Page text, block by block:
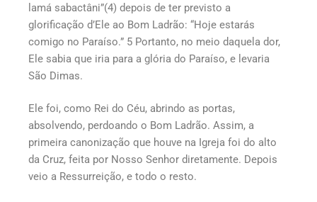
lamá sabactâni”(4) depois de ter previsto a
glorificação d’Ele ao Bom Ladrão: “Hoje estarás
comigo no Paraíso.” 5 Portanto, no meio daquela dor,
Ele sabia que iria para a glória do Paraíso, e levaria
São Dimas.
Ele foi, como Rei do Céu, abrindo as portas,
absolvendo, perdoando o Bom Ladrão. Assim, a
primeira canonização que houve na Igreja foi do alto
da Cruz, feita por Nosso Senhor diretamente. Depois
veio a Ressurreição, e todo o resto.